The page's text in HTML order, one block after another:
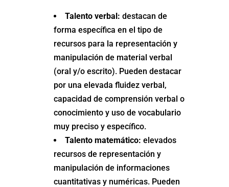
Talento verbal: destacan de
forma específica en el tipo de
recursos para la representación y
manipulación de material verbal
(oral y/o escrito). Pueden destacar
por una elevada fluidez verbal,
capacidad de comprensión verbal o
conocimiento y uso de vocabulario
muy preciso y específico.
Talento matemático: elevados
recursos de representación y
manipulación de informaciones
cuantitativas y numéricas. Pueden